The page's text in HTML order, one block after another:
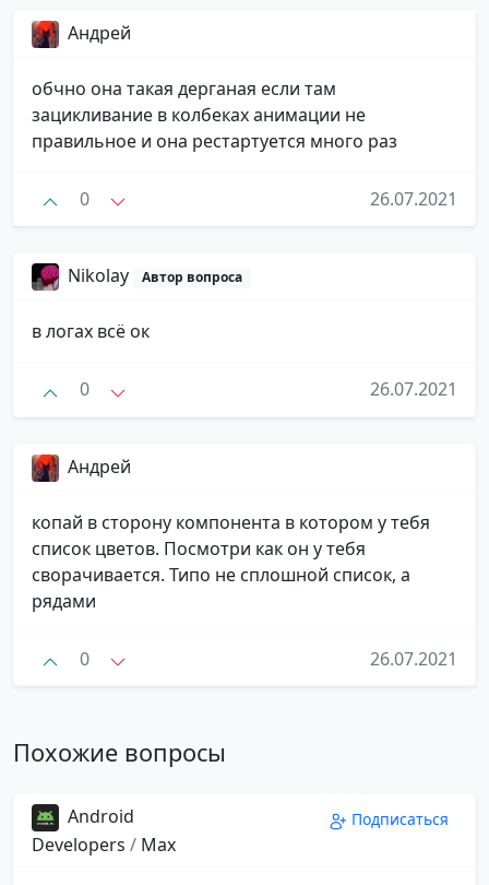
Андрей
обчно она такая дерганая если там
зацикливание в колбеках анимации не
правильное и она рестартуется много раз
0 26.07.2021
Nikolay Автор вопроса
в логах всё ок
0 26.07.2021
Андрей
копай в сторону компонента в котором у тебя
список цветов. Посмотри как он у тебя
сворачивается. Типо не сплошной список, а
рядами
0 26.07.2021
Похожие вопросы
Android
Developers / Max
Подписаться